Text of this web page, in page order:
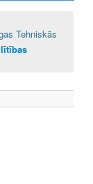
Tehniskās